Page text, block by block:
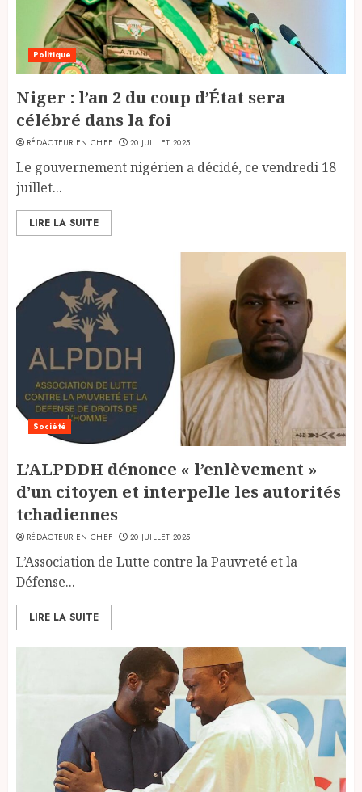
Politique
Niger : l’an 2 du coup d’État sera
célébré dans la foi
RÉDACTEUR EN CHEF 20 JUILLET 2025
Le gouvernement nigérien a décidé, ce vendredi 18
juillet...
LIRE LA SUITE
Société
L’ALPDDH dénonce « l’enlèvement »
d’un citoyen et interpelle les autorités
tchadiennes
RÉDACTEUR EN CHEF 20 JUILLET 2025
L’Association de Lutte contre la Pauvreté et la
Défense...
LIRE LA SUITE